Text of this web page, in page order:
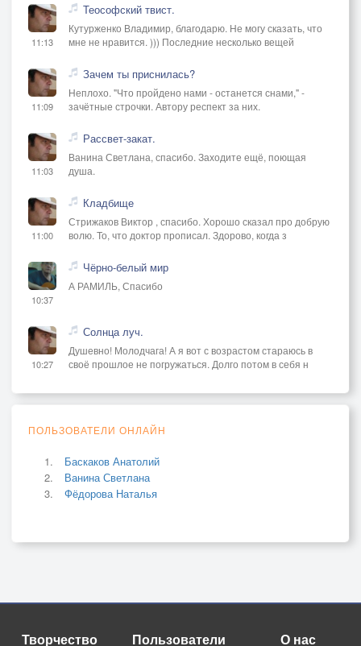
11:13
Теософский твист.
Кутурженко Владимир, благодарю. Не могу сказать, что
мне не нравится. ))) Последние несколько вещей
11:09
Зачем ты приснилась?
Неплохо. "Что пройдено нами - останется снами," -
зачётные строчки. Автору респект за них.
11:03
Рассвет-закат.
Ванина Светлана, спасибо. Заходите ещё, поющая
душа.
11:00
Кладбище
Стрижаков Виктор , спасибо. Хорошо сказал про добрую
волю. То, что доктор прописал. Здорово, когда з
10:37
Чёрно-белый мир
А РАМИЛЬ, Спасибо
10:27
Солнца луч.
Душевно! Молодчага! А я вот с возрастом стараюсь в
своё прошлое не погружаться. Долго потом в себя н
ПОЛЬЗОВАТЕЛИ ОНЛАЙН
Баскаков Анатолий
Ванина Светлана
Фёдорова Наталья
Творчество Пользователи О нас